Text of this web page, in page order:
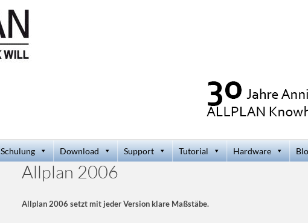
Schulung Download Support Tutorial Hardware
Allplan 2006
Allplan 2006 setzt mit jeder Version klare Maßstäbe.